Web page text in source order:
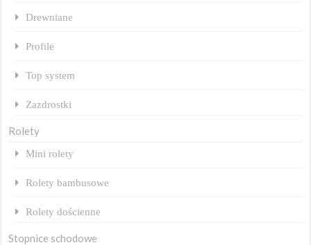
Drewniane
Profile
Top system
Zazdrostki
Rolety
Mini rolety
Rolety bambusowe
Rolety dościenne
Stopnice schodowe